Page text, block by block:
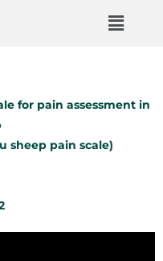
for pain assessment in
sheep pain scale)